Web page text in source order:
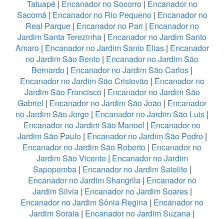
Tatuapé| Encanador no Socorro| Encanador no
Sacomã| Encanador no Rio Pequeno| Encanador no
Real Parque| Encanador no Pari | Encanador no
Jardim Santa Terezinha | Encanador no Jardim Santo
Amaro| Encanador no Jardim Santo Elias| Encanador
no Jardim São Bento | Encanador no Jardim São
Bernardo | Encanador no Jardim São Carlos |
Encanador no Jardim São Cristovão| Encanador no
Jardim São Francisco| Encanador no Jardim São
Gabriel | Encanador no Jardim São João | Encanador
no Jardim São Jorge | Encanador no Jardim São Luis |
Encanador no Jardim São Manoel | Encanador no
Jardim São Paulo| Encanador no Jardim São Pedro|
Encanador no Jardim São Roberto | Encanador no
Jardim São Vicente| Encanador no Jardim
Sapopemba| Encanador no Jardim Satelite|
Encanador no Jardim Shangrila| Encanador no
Jardim Silvia| Encanador no Jardim Soares|
Encanador no Jardim Sônia Regina | Encanador no
Jardim Soraia | Encanador no Jardim Suzana |